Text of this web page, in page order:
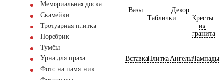
Мемориальная доска
Скамейки
Тротуарная плитка
Поребрик
Тумбы
Урна для праха
Фото на памятник
Вазы
Таблички
Декор
Кресты
из
гранита
ВставкаПлитка АнгелыЛампады